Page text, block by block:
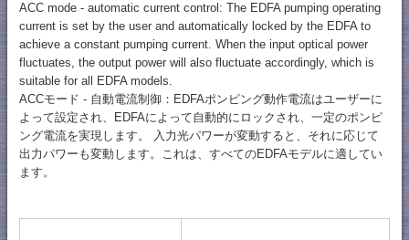
ACC mode - automatic current control: The EDFA pumping operating
current is set by the user and automatically locked by the EDFA to
achieve a constant pumping current. When the input optical power
fluctuates, the output power will also fluctuate accordingly, which is
suitable for all EDFA models.
ACCモード - 自動電流制御：EDFAポンピング動作電流はユーザーに
よって設定され、EDFAによって自動的にロックされ、一定のポンピ
ング電流を実現します。 入力光パワーが変動すると、それに応じて
出力パワーも変動します。これは、すべてのEDFAモデルに適してい
ます。